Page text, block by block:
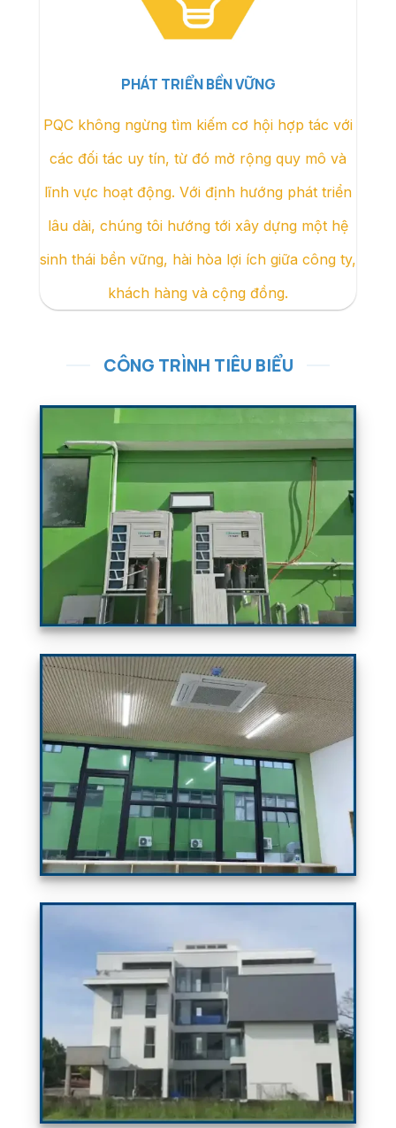
PHÁT TRIỂN BỀN VỮNG
PQC không ngừng tìm kiếm cơ hội hợp tác với
các đối tác uy tín, từ đó mở rộng quy mô và
lĩnh vực hoạt động. Với định hướng phát triển
lâu dài, chúng tôi hướng tới xây dựng một hệ
sinh thái bền vững, hài hòa lợi ích giữa công ty,
khách hàng và cộng đồng.
CÔNG TRÌNH TIÊU BIỂU